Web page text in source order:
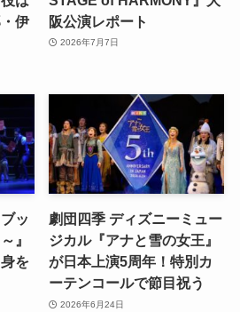
伊
阪公演レポート
2026年7月7日
ッ
』
を
劇団四季 ディズニーミュー
ジカル『アナと雪の女王』
が日本上演5周年！特別カ
ーテンコールで節目祝う
2026年6月24日